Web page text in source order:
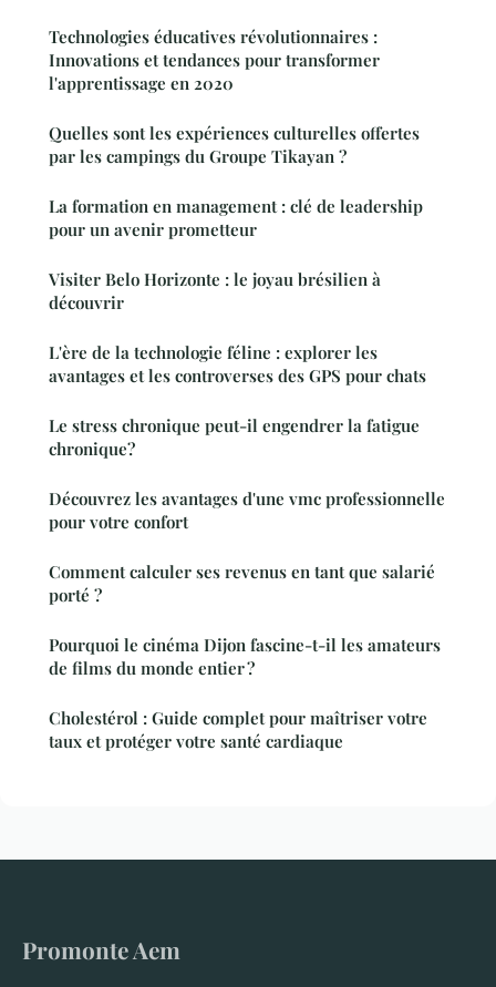
Technologies éducatives révolutionnaires :
Innovations et tendances pour transformer
l'apprentissage en 2020
Quelles sont les expériences culturelles offertes
par les campings du Groupe Tikayan ?
La formation en management : clé de leadership
pour un avenir prometteur
Visiter Belo Horizonte : le joyau brésilien à
découvrir
L'ère de la technologie féline : explorer les
avantages et les controverses des GPS pour chats
Le stress chronique peut-il engendrer la fatigue
chronique?
Découvrez les avantages d'une vmc professionnelle
pour votre confort
Comment calculer ses revenus en tant que salarié
porté ?
Pourquoi le cinéma Dijon fascine-t-il les amateurs
de films du monde entier ?
Cholestérol : Guide complet pour maîtriser votre
taux et protéger votre santé cardiaque
Promonte Aem